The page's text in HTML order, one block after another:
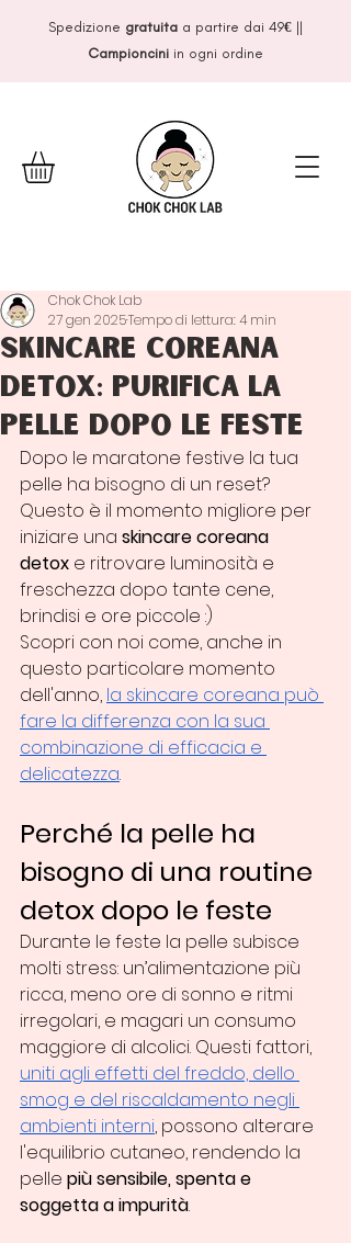
Spedizione gratuitaa partire dai 49€||
Campioncini in ogni ordine
Skincare coreana
detox: purifica la
pelle dopo le feste
Chok Chok Lab
27 gen 2025Tempo di lettura: 4 min
Dopo le maratone festive la tua
pelle ha bisogno di un reset?
Questo è il momento migliore per
iniziare una skincare coreana
detox e ritrovare luminosità e
freschezza dopo tante cene,
brindisi e ore piccole :)
Scopri con noi come, anche in
questo particolare momento
dell'anno, la skincare coreana può
fare la differenza con la sua
combinazione di efficacia e
delicatezza.
Perché la pelle ha
bisogno di una routine
detox dopo le feste
Durante le feste la pelle subisce
molti stress: un’alimentazione più
ricca, meno ore di sonno e ritmi
irregolari, e magari un consumo
maggiore di alcolici. Questi fattori,
uniti agli effetti del freddo, dello
smog e del riscaldamento negli
ambienti interni, possono alterare
l'equilibrio cutaneo, rendendo la
pelle più sensibile, spenta e
soggetta a impurità.